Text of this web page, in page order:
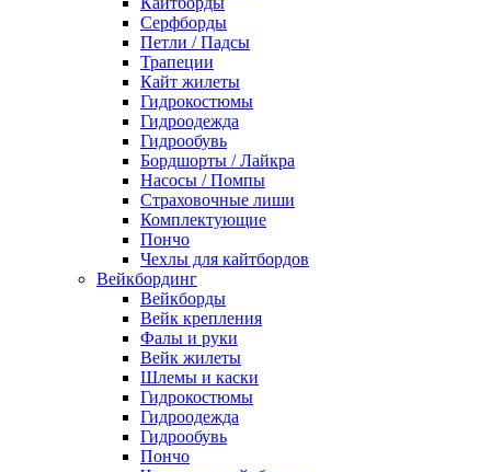
Серфборды
Петли / Падсы
Трапеции
Кайт жилеты
Гидрокостюмы
Гидроодежда
Гидрообувь
Бордшорты / Лайкра
Насосы / Помпы
Страховочные лиши
Комплектующие
Пончо
Чехлы для кайтбордов
Вейкбординг
Вейкборды
Вейк крепления
Фалы и руки
Вейк жилеты
Шлемы и каски
Гидрокостюмы
Гидроодежда
Гидрообувь
Пончо